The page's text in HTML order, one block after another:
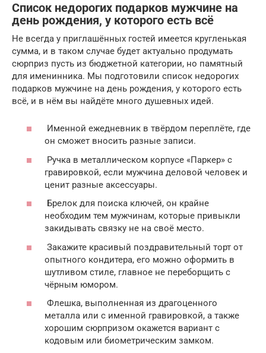
Список недорогих подарков мужчине на
день рождения, у которого есть всё
Не всегда у приглашённых гостей имеется кругленькая
сумма, и в таком случае будет актуально продумать
сюрприз пусть из бюджетной категории, но памятный
для именинника. Мы подготовили список недорогих
подарков мужчине на день рождения, у которого есть
всё, и в нём вы найдёте много душевных идей.
Именной ежедневник в твёрдом переплёте, где
он сможет вносить разные записи.
Ручка в металлическом корпусе «Паркер» с
гравировкой, если мужчина деловой человек и
ценит разные аксессуары.
Брелок для поиска ключей, он крайне
необходим тем мужчинам, которые привыкли
закидывать связку не на своё место.
Закажите красивый поздравительный торт от
опытного кондитера, его можно оформить в
шутливом стиле, главное не переборщить с
чёрным юмором.
Флешка, выполненная из драгоценного
металла или с именной гравировкой, а также
хорошим сюрпризом окажется вариант с
кодовым или биометрическим замком.